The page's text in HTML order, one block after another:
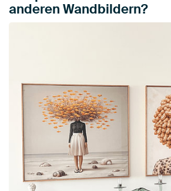
anderen Wandbildern?